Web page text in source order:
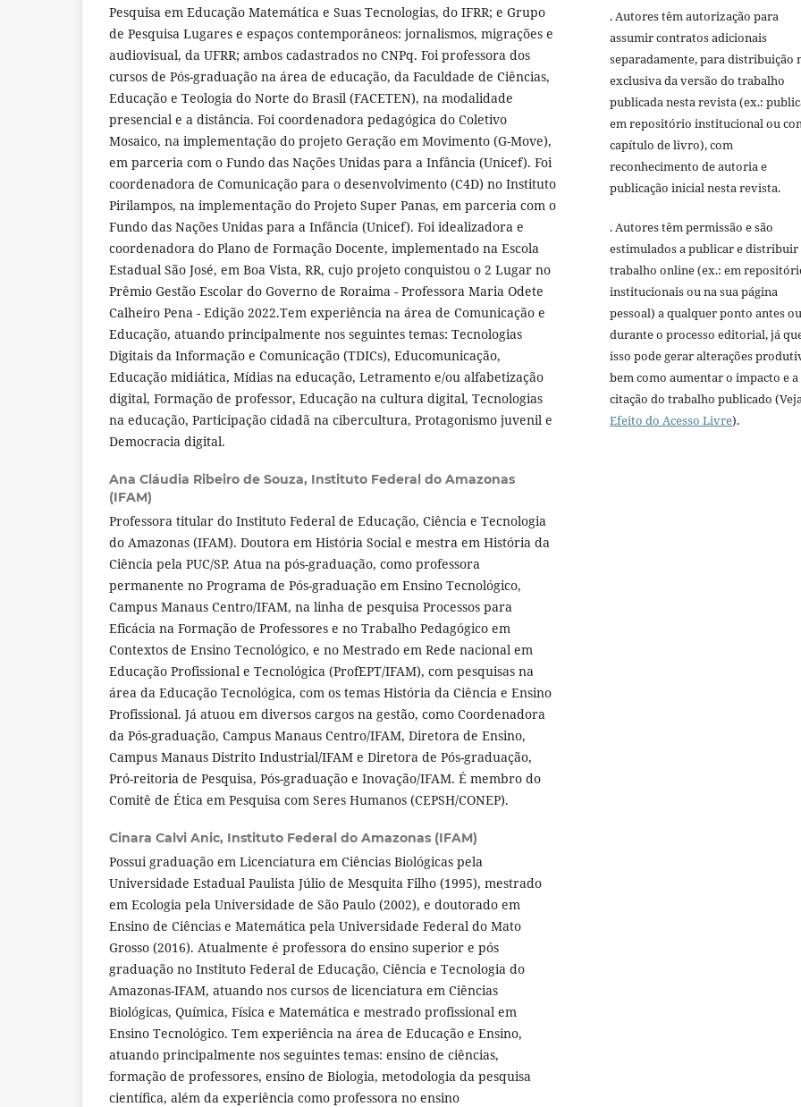
Pesquisa em Educação Matemática e Suas Tecnologias, do IFRR; e Grupo
de Pesquisa Lugares e espaços contemporâneos: jornalismos, migrações e
audiovisual, da UFRR; ambos cadastrados no CNPq. Foi professora dos
cursos de Pós-graduação na área de educação, da Faculdade de Ciências,
Educação e Teologia do Norte do Brasil (FACETEN), na modalidade
presencial e a distância. Foi coordenadora pedagógica do Coletivo
Mosaico, na implementação do projeto Geração em Movimento (G-Move),
em parceria com o Fundo das Nações Unidas para a Infância (Unicef). Foi
coordenadora de Comunicação para o desenvolvimento (C4D) no Instituto
Pirilampos, na implementação do Projeto Super Panas, em parceria com o
Fundo das Nações Unidas para a Infância (Unicef). Foi idealizadora e
coordenadora do Plano de Formação Docente, implementado na Escola
Estadual São José, em Boa Vista, RR, cujo projeto conquistou o 2 Lugar no
Prêmio Gestão Escolar do Governo de Roraima - Professora Maria Odete
Calheiro Pena - Edição 2022.Tem experiência na área de Comunicação e
Educação, atuando principalmente nos seguintes temas: Tecnologias
Digitais da Informação e Comunicação (TDICs), Educomunicação,
Educação midiática, Mídias na educação, Letramento e/ou alfabetização
digital, Formação de professor, Educação na cultura digital, Tecnologias
na educação, Participação cidadã na cibercultura, Protagonismo juvenil e
Democracia digital.
Ana Cláudia Ribeiro de Souza, Instituto Federal do Amazonas
(IFAM)
Professora titular do Instituto Federal de Educação, Ciência e Tecnologia
do Amazonas (IFAM). Doutora em História Social e mestra em História da
Ciência pela PUC/SP. Atua na pós-graduação, como professora
permanente no Programa de Pós-graduação em Ensino Tecnológico,
Campus Manaus Centro/IFAM, na linha de pesquisa Processos para
Eficácia na Formação de Professores e no Trabalho Pedagógico em
Contextos de Ensino Tecnológico, e no Mestrado em Rede nacional em
Educação Profissional e Tecnológica (ProfEPT/IFAM), com pesquisas na
área da Educação Tecnológica, com os temas História da Ciência e Ensino
Profissional. Já atuou em diversos cargos na gestão, como Coordenadora
da Pós-graduação, Campus Manaus Centro/IFAM, Diretora de Ensino,
Campus Manaus Distrito Industrial/IFAM e Diretora de Pós-graduação,
Pró-reitoria de Pesquisa, Pós-graduação e Inovação/IFAM. É membro do
Comitê de Ética em Pesquisa com Seres Humanos (CEPSH/CONEP).
Cinara Calvi Anic, Instituto Federal do Amazonas (IFAM)
Possui graduação em Licenciatura em Ciências Biológicas pela
Universidade Estadual Paulista Júlio de Mesquita Filho (1995), mestrado
em Ecologia pela Universidade de São Paulo (2002), e doutorado em
Ensino de Ciências e Matemática pela Universidade Federal do Mato
Grosso (2016). Atualmente é professora do ensino superior e pós
graduação no Instituto Federal de Educação, Ciência e Tecnologia do
Amazonas-IFAM, atuando nos cursos de licenciatura em Ciências
Biológicas, Química, Física e Matemática e mestrado profissional em
Ensino Tecnológico. Tem experiência na área de Educação e Ensino,
atuando principalmente nos seguintes temas: ensino de ciências,
formação de professores, ensino de Biologia, metodologia da pesquisa
científica, além da experiência como professora no ensino
. Autores têm autorização para
assumir contratos adicionais
separadamente, para distribuição
exclusiva da versão do trabalho
publicada nesta revista (ex.:
em repositório institucional ou
capítulo de livro), com
reconhecimento de autoria e
publicação inicial nesta revista.
. Autores têm permissão e são
estimulados a publicar e distribuir
trabalho online (ex.: em
institucionais ou na sua página
pessoal) a qualquer ponto antes ou
durante o processo editorial, já
isso pode gerar alterações
bem como aumentar o impacto e a
citação do trabalho publicado
Efeito do Acesso Livre).